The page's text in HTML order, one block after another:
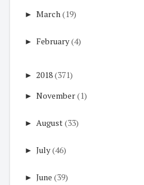
► March(19)
► February(4)
► 2018(371)
► November(1)
► August(33)
► July(46)
► June (39)